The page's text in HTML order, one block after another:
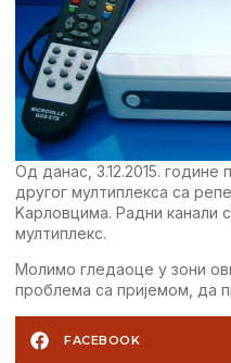
Oд данас, 3.12.2015.
другог мултиплeкса са
Kарловцима. Радни канали
мултиплeкс.
Молимо глeдаоцe у зони
проблeма са пријeмом, да
FACEBOOK